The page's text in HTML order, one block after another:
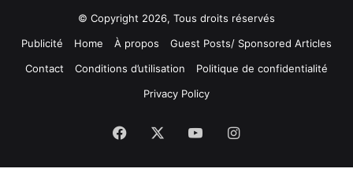
© Copyright 2026, Tous droits réservés
Publicité
Home À propos
Guest Posts/ Sponsored Articles
Contact
Conditions d’utilisation
Politique de confidentialité
Privacy Policy
Facebook YouTubeInstagram